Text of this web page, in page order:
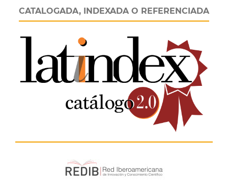
CATALOGADA, INDEXADA O REFERENCIADA